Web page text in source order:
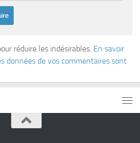
réduire les indésirables. En savoir
données de vos commentaires sont